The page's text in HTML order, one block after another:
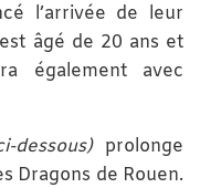
l’arrivée de leur
âgé de 20 ans et
également avec
dessous)prolonge
Dragons de Rouen.